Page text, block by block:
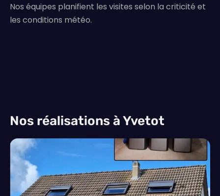
Nos équipes planifient les visites selon la criticité et
les conditions météo.
Nos réalisations à Yvetot